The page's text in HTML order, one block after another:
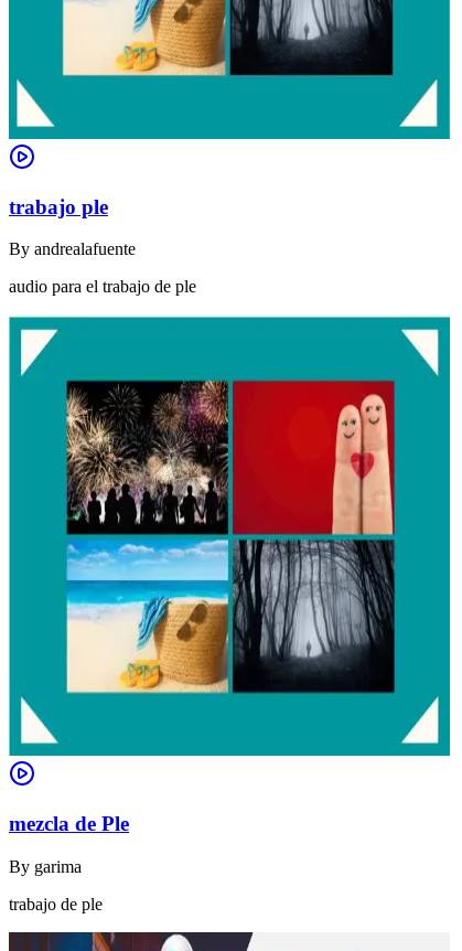
trabajo ple
By andrealafuente
audio para el trabajo de ple
mezcla de Ple
By garima
trabajo de ple